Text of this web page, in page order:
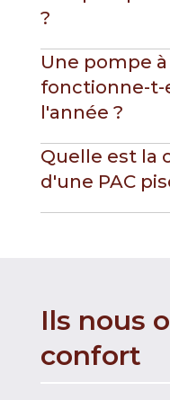
?
Une pompe
fonctionne-
l'année ?
Quelle est la
d'une PAC
Ils nous
confort